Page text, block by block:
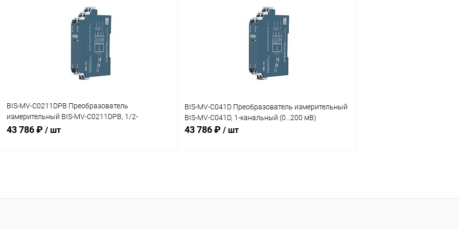
Сравнение
Под заказ
Сравнение
Под заказ
BIS-MV-C0211DPB Преобразователь
измерительный BIS-MV-C0211DPB, 1/2-
канальный (0…50 мВ)
43 786 ₽ / шт
Купить в 1 клик Сравнение
BIS-MV-C041D Преобразователь измерительный
BIS-MV-C041D, 1-канальный (0…200 мВ)
43 786 ₽ / шт
Купить в 1 клик Сравнение